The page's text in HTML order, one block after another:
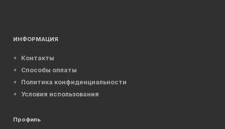
ИНФОРМАЦИЯ
Контакты
Способы оплаты
Политика конфиденциальности
Условия использования
Профиль